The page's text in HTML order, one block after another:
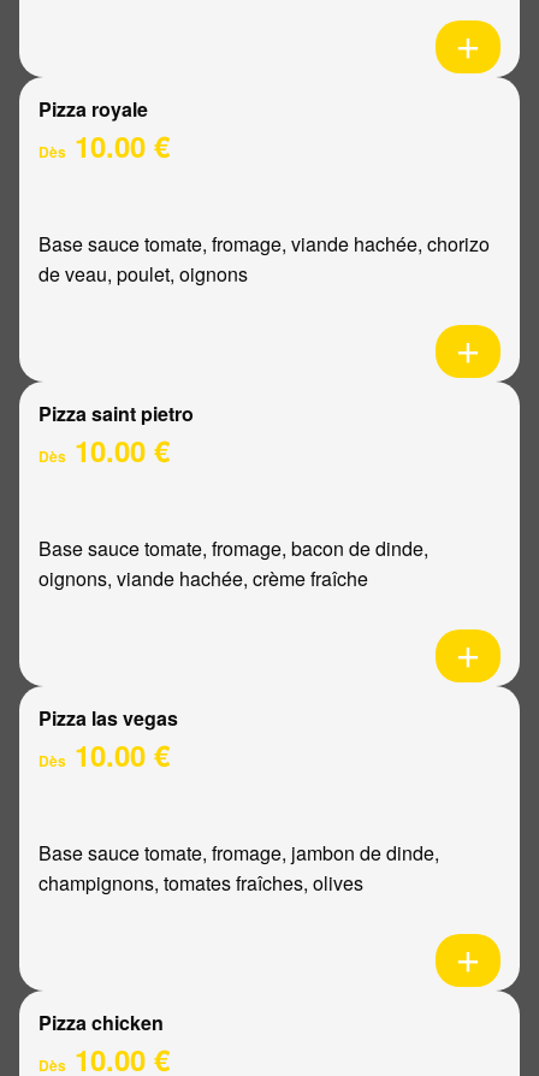
Pizza royale
Dès 10.00 €
Base sauce tomate, fromage, viande hachée, chorizo
de veau, poulet, oignons
Pizza saint pietro
Dès 10.00 €
Base sauce tomate, fromage, bacon de dinde,
oignons, viande hachée, crème fraîche
Pizza las vegas
Dès 10.00 €
Base sauce tomate, fromage, jambon de dinde,
champignons, tomates fraîches, olives
Pizza chicken
Dès 10.00 €